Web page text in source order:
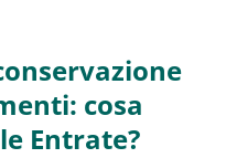
cosa
Entrate?